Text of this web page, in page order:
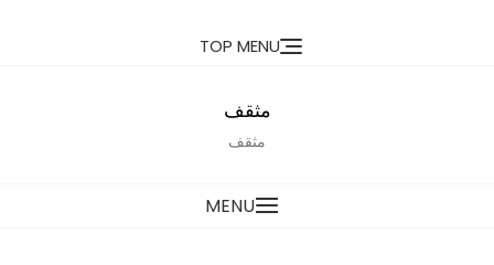
TOP MENU
مثقف
مثقف
MENU